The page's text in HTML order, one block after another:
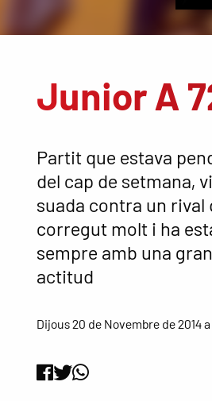
Junior A
Partit que estava
del cap de setmana,
suada contra un rival
corregut molt i ha
sempre amb una gran
actitud
Dijous 20 de Novembre de 2014 a